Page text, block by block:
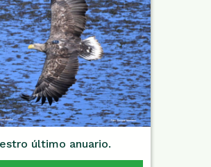
último anuario.